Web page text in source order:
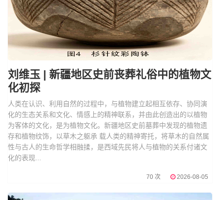
刘维玉 | 新疆地区史前丧葬礼俗中的植物文
化初探
人类在认识、利用自然的过程中，与植物建立起相互依存、协同演
化的生态关系和文化、情感上的精神联系，并由此创造出的以植物
为客体的文化，是为植物文化。新疆地区史前墓葬中发现的植物遗
存和植物纹饰，以草木之躯承 载人类的精神寄托，将草木的自然属
性与古人的生命哲学相融揉，是西域先民将人与植物的关系付诸文
化的表现...
70 次 2026-08-05